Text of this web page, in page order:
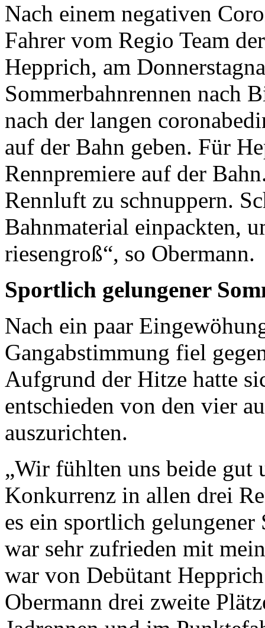
Nach einem negativen
Fahrer vom Regio Team
Hepprich, am
Sommerbahnrennen nach
nach der langen
auf der Bahn geben. Für
Rennpremiere auf der
Rennluft zu schnuppern.
Bahnmaterial einpackten,
riesengroß“, so Obermann.
Sportlich gelungener
Nach ein paar
Gangabstimmung fiel
Aufgrund der Hitze hatte
entschieden von den vier
auszurichten.
„Wir fühlten uns beide gut
Konkurrenz in allen drei
es ein sportlich
war sehr zufrieden mit
war von Debütant
Obermann drei zweite